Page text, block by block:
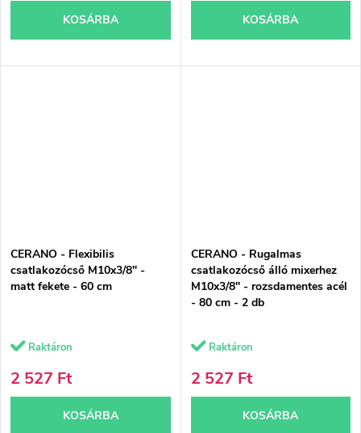
KOSÁRBA KOSÁRBA
CERANO - Flexibilis
csatlakozócső M10x3/8" -
matt fekete - 60 cm
Raktáron
2 527 Ft
KOSÁRBA
CERANO - Rugalmas
csatlakozócső álló mixerhez
M10x3/8" - rozsdamentes acél
- 80 cm - 2 db
Raktáron
2 527 Ft
KOSÁRBA